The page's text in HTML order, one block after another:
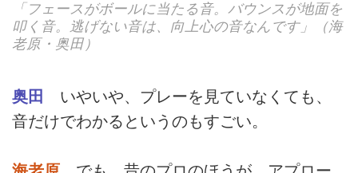
「フェースがボールに当たる音。バウンスが地面を
叩く音。逃げない音は、向上心の音なんです」（海
老原・奥田）
奥田
いやいや、プレーを見ていなくても、
音だけでわかるというのもすごい。